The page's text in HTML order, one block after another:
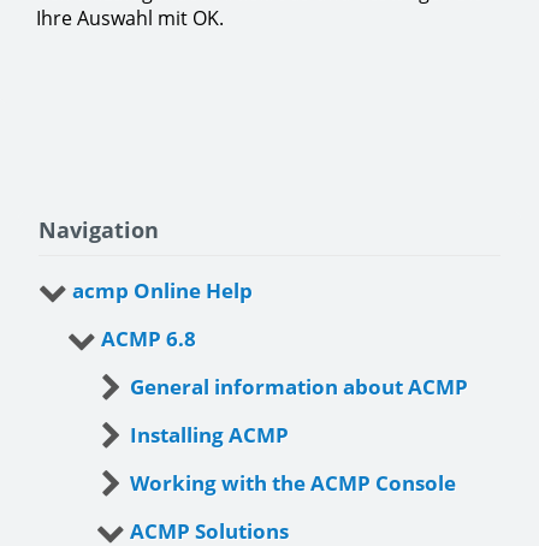
Ihre Auswahl mit OK.
Navigation
acmp Online Help
ACMP 6.8
General information about ACMP
Installing ACMP
Working with the ACMP Console
ACMP Solutions